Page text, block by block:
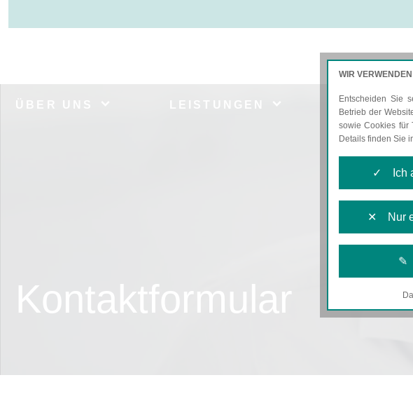
LEISTUNGEN
Kontaktformular
WIR
Entscheiden Sie
Betrieb der
sowie Cookies für
Details finden Sie
✓ Ich
✕ Nur
✎